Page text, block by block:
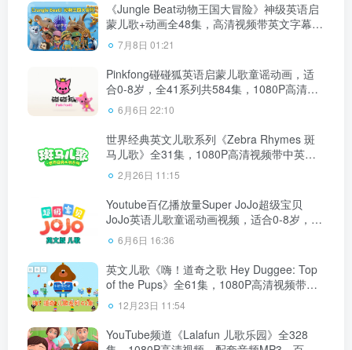
《Jungle Beat动物王国大冒险》神级英语启
蒙儿歌+动画全48集，高清视频带英文字幕，
百度云网盘下载！
7月8日 01:21
Pinkfong碰碰狐英语启蒙儿歌童谣动画，适
合0-8岁，全41系列共584集，1080P高清视
频带中英文字幕，百度云网盘下载
6月6日 22:10
世界经典英文儿歌系列《Zebra Rhymes 斑
马儿歌》全31集，1080P高清视频带中英文
字幕，百度云网盘下载！
2月26日 11:15
Youtube百亿播放量Super JoJo超级宝贝
JoJo英语儿歌童谣动画视频，适合0-8岁，全
314集，1080P高清视频带英文字幕，百度云
网盘下载
6月6日 16:36
英文儿歌《嗨！道奇之歌 Hey Duggee: Top
of the Pups》全61集，1080P高清视频带英
文字幕，带配套音频MP3，百度云网盘下
载！
12月23日 11:54
YouTube频道《Lalafun 儿歌乐园》全328